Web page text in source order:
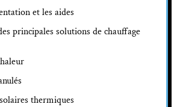
et les aides
principales solutions de chauffage
thermiques